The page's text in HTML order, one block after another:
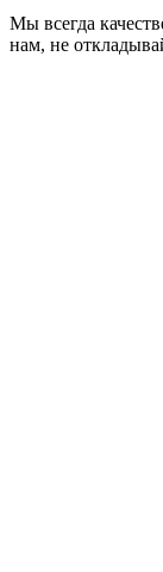
Мы всегда
нам, не